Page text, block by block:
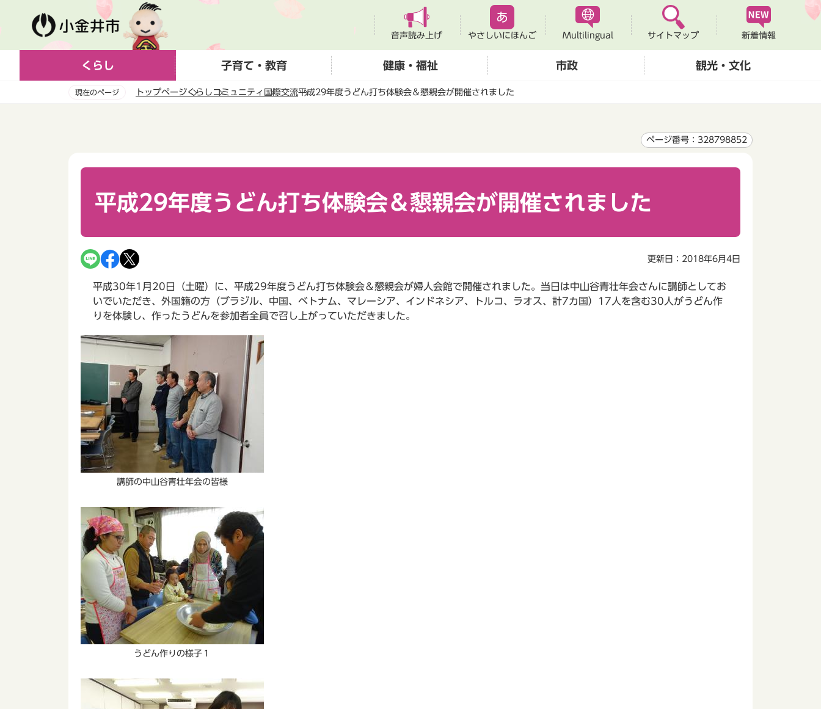
ー
音声読み上げ やさしいにほんご Multilingual サイトマップ 新着情報
くらし 子育て・教育 健康・福祉 市政 観光・文化
現在のページ トップページくらし コミュニティ 国際交流平成29年度うどん打ち体験会＆懇親会が開催されました
ページ番号：328798852
平成29年度うどん打ち体験会＆懇親会が開催されました
更新日：2018年6月4日
平成30年1月20日（土曜）に、平成29年度うどん打ち体験会＆懇親会が婦人会館で開催されました。当日は中山谷青壮年会さんに講師としてお
いでいただき、外国籍の方（ブラジル、中国、ベトナム、マレーシア、インドネシア、トルコ、ラオス、計7カ国）17人を含む30人がうどん作
りを体験し、作ったうどんを参加者全員で召し上がっていただきました。
講師の中山谷青壮年会の皆様
うどん作りの様子１